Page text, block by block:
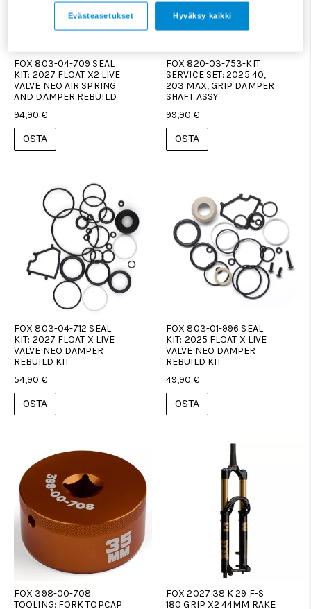
FOX 803-04-709 SEAL
KIT: 2027 FLOAT X2 LIVE
VALVE NEO AIR SPRING
AND DAMPER REBUILD
94,90 €
OSTA
FOX 820-03-753-KIT
SERVICE SET: 2025 40,
203 MAX, GRIP DAMPER
SHAFT ASSY
99,90 €
OSTA
FOX 803-04-712 SEAL
KIT: 2027 FLOAT X LIVE
VALVE NEO DAMPER
REBUILD KIT
54,90 €
OSTA
FOX 803-01-996 SEAL
KIT: 2025 FLOAT X LIVE
VALVE NEO DAMPER
REBUILD KIT
49,90 €
OSTA
FOX 398-00-708
TOOLING: FORK TOPCAP
FOX 2027 38 K 29 F-S
180 GRIP X2 44MM RAKE
Hyväksy kaikki
Evästeasetukset